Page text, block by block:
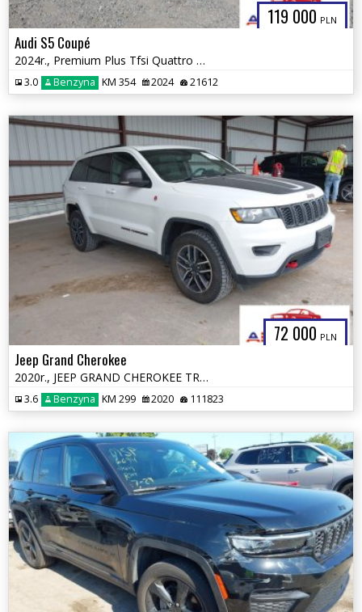
119 000 PLN
Audi S5 Coupé
2024r., Premium Plus Tfsi Quattro Tiptronic, 3L, od ubezpieczalni
3.0 Benzyna KM 354 2024 21612
72 000 PLN
Jeep Grand Cherokee
2020r., JEEP GRAND CHEROKEE TRAILHAWK 4X4, 3.6L, od ubezpieczalni
3.6 Benzyna KM 299 2020 111823